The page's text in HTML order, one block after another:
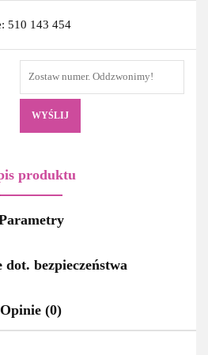
510 143 454
WYŚLIJ
produktu
bezpieczeństwa
Opinie (0)